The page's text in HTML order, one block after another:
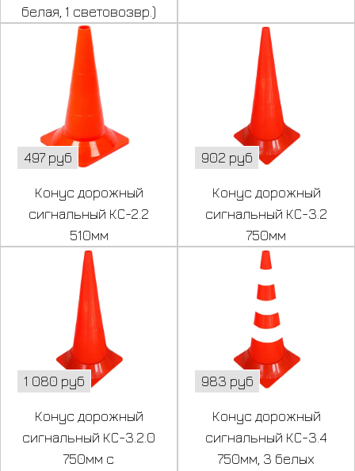
белая, 1 световозвр.)
497 руб
Конус дорожный
сигнальный КС-2.2
510мм
902 руб
Конус дорожный
сигнальный КС-3.2
750мм
1 080 руб
Конус дорожный
сигнальный КС-3.2.0
750мм с
983 руб
Конус дорожный
сигнальный КС-3.4
750мм, 3 белых